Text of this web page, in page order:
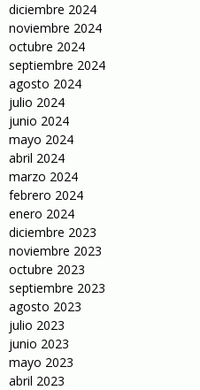
diciembre 2024
noviembre 2024
octubre 2024
septiembre 2024
agosto 2024
julio 2024
junio 2024
mayo 2024
abril 2024
marzo 2024
febrero 2024
enero 2024
diciembre 2023
noviembre 2023
octubre 2023
septiembre 2023
agosto 2023
julio 2023
junio 2023
mayo 2023
abril 2023